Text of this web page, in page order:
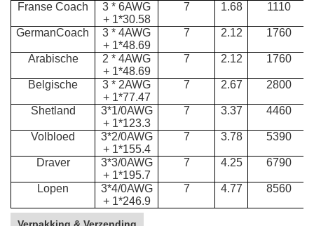
Franse Coach
3 * 6AWG
+ 1*30.58
7 1.68 1110
GermanCoach
3 * 4AWG
+ 1*48.69
7 2.12 1760
Arabische
2 * 4AWG
+ 1*48.69
7 2.12 1760
Belgische
3 * 2AWG
+ 1*77.47
7 2.67 2800
Shetland
3*1/0AWG
+ 1*123.3
7 3.37 4460
Volbloed
3*2/0AWG
+ 1*155.4
7 3.78 5390
Draver
3*3/0AWG
+ 1*195.7
7 4.25 6790
Lopen
3*4/0AWG
+ 1*246.9
7 4.77 8560